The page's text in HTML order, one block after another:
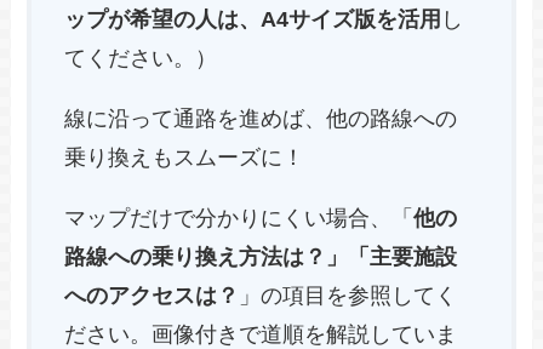
ップが希望の人は、A4サイズ版を活用 し
てください。）
線に沿って通路を進めば、他の路線への
乗り換えもスムーズに！
マップだけで分かりにくい場合、「他の
路線への乗り換え方法は？」「主要施設
へのアクセスは？ 」の項目を参照してく
ださい。画像付きで道順を解説していま